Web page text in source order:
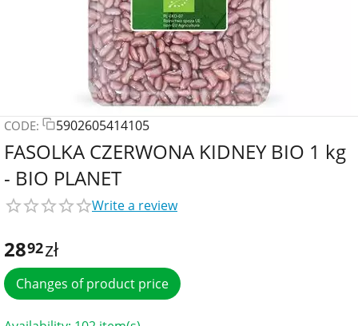
CODE: 5902605414105
FASOLKA CZERWONA KIDNEY BIO 1 kg
- BIO PLANET
Write a review
2892zł
Changes of product price